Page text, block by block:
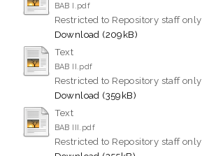
BAB I.pdf
Restricted to Repository staff only
Download (209kB)
Text
BAB II.pdf
Restricted to Repository staff only
Download (359kB)
Text
BAB III.pdf
Restricted to Repository staff only